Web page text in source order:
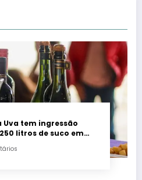
Uva tem ingressão
litros de suco em
ES